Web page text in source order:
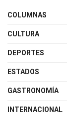
COLUMNAS
CULTURA
DEPORTES
ESTADOS
GASTRONOMÍA
INTERNACIONAL